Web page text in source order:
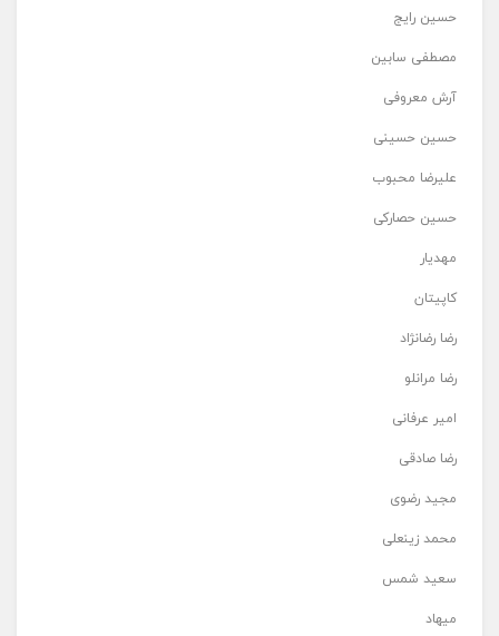
حسین رایج
مصطفی سابین
آرش معروفی
حسین حسینی
علیرضا محبوب
حسین حصارکی
مهدیار
کاپیتان
رضا رضانژاد
رضا مرانلو
امیر عرفانی
رضا صادقی
مجید رضوی
محمد زینعلی
سعید شمس
میهاد